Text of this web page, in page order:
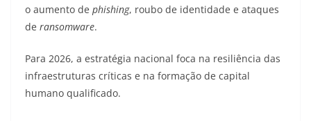
o aumento de phishing, roubo de identidade e ataques
de ransomware.
Para 2026, a estratégia nacional foca na resiliência das
infraestruturas críticas e na formação de capital
humano qualificado.